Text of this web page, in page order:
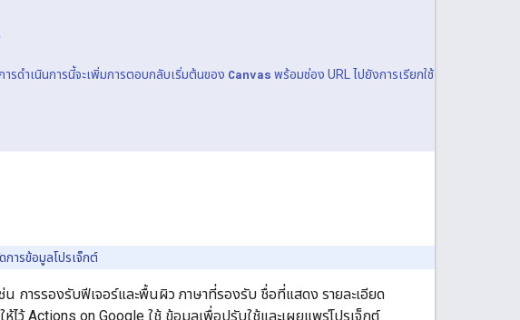
ารดำเนินการนี้จะเพิ่มการตอบกลับเริ่มต้นของ Canvas พร้อมช่อง URL ไปยังการเรียกใช้
การข้อมูลโปรเจ็กต์
น การรองรับฟีเจอร์และพื้นผิว ภาษาที่รองรับ ชื่อที่แสดง รายละเอียด
ไว้ Actions on Google ใช้ ข้อมูลเพื่อปรับใช้และเผยแพร่โปรเจ็กต์